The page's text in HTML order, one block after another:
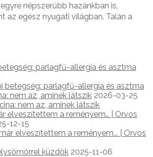
népszerűbb hazánkban is,
az egész nyugati világban. Talán a
parlagfű-allergia és asztma
nem az, aminek látszik 2026-03-25
elveszítettem a reményem… | Orvos
12-15
küzdök 2025-11-06